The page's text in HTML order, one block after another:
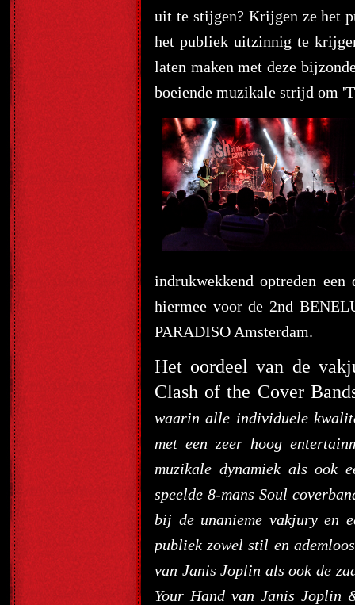
uit te stijgen? Krijgen ze het
het publiek uitzinnig te
laten maken met deze
boeiende muzikale strijd om
indrukwekkend optreden
hiermee voor de 2nd
PARADISO Amsterdam.
Het oordeel van de
Clash of the Cover
waarin alle individuele
met een zeer hoog
muzikale dynamiek als ook
speelde 8-mans Soul
bij de unanieme vakjury en
publiek zowel stil en
van Janis Joplin als ook de
Your Hand van Janis Joplin